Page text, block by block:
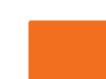
Zhrnutie